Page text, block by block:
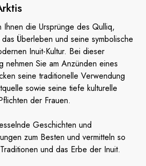
Ihnen die Ursprünge des Qulliq,
Überleben und seine symbolische
Inuit-Kultur. Bei dieser
nehmen Sie am Anzünden eines
seine traditionelle Verwendung
sowie seine tiefe kulturelle
der Frauen.
Geschichten und
zum Besten und vermitteln so
und das Erbe der Inuit.